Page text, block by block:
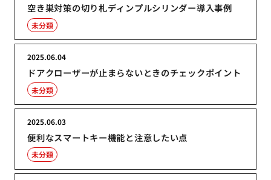
空き巣対策の切り札ディンプルシリンダー導入事例
未分類
ドアクローザーが止まらないときのチェックポイント
2025.06.04
未分類
便利なスマートキー機能と注意したい点
2025.06.03
未分類